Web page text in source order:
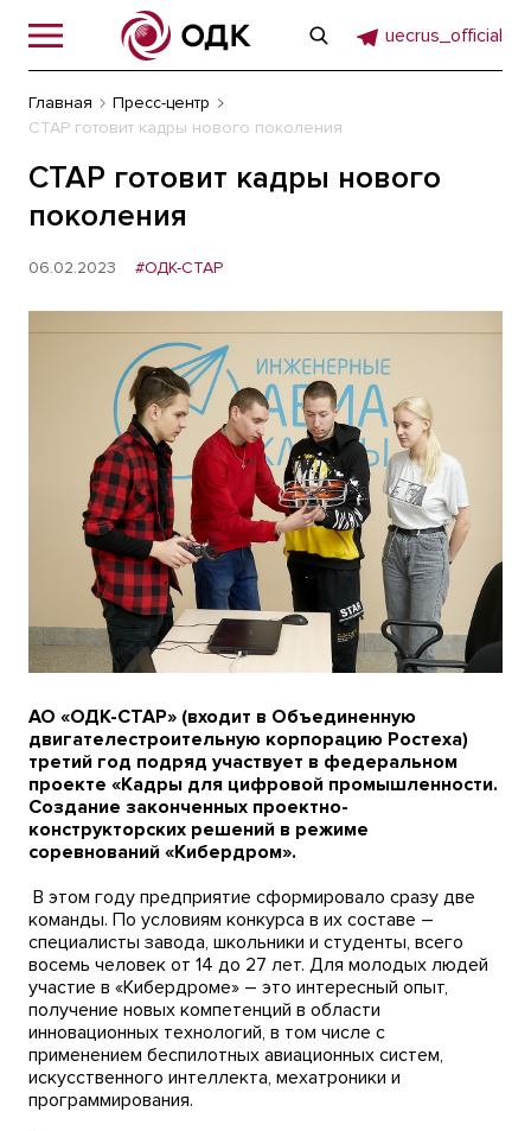
uecrus_official
Главная
Пресс-центр
СТАР готовит кадры нового поколения
СТАР готовит кадры нового
поколения
06.02.2023 #ОДК-СТАР
АО «ОДК-СТАР» (входит в Объединенную
двигателестроительную корпорацию Ростеха)
третий год подряд участвует в федеральном
проекте «Кадры для цифровой промышленности.
Создание законченных проектно-
конструкторских решений в режиме
соревнований «Кибердром».
В этом году предприятие сформировало сразу две
команды. По условиям конкурса в их составе –
специалисты завода, школьники и студенты, всего
восемь человек от 14 до 27 лет. Для молодых людей
участие в «Кибердроме» – это интересный опыт,
получение новых компетенций в области
инновационных технологий, в том числе с
применением беспилотных авиационных систем,
искусственного интеллекта, мехатроники и
программирования.